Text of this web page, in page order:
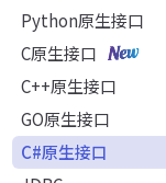
Python原生接口
C原生接口
C++原生接口
GO原生接口
C#原生接口